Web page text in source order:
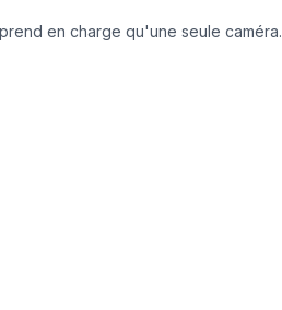
en charge qu'une seule caméra.